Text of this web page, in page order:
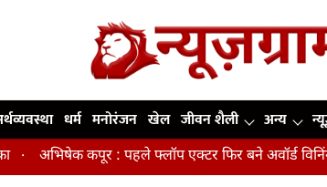
धर्म मनोरंजन खेल जीवन शैली अन्य
कपूर : पहले फ्लॉप एक्टर फिर बने अवॉर्ड विनिंग डायरेक्टर